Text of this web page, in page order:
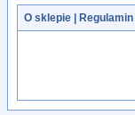
O sklepie Regulamin